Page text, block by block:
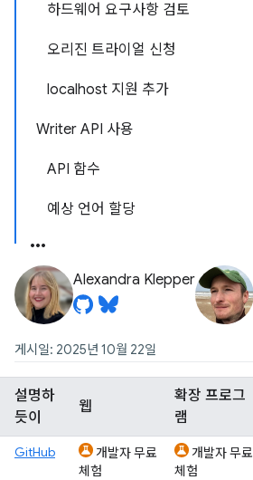
하드웨어 요구사항 검토
오리진 트라이얼 신청
localhost 지원 추가
Writer API 사용
API 함수
예상 언어 할당
Alexandra Klepper
게시일: 2025년 10월 22일
설명하
듯이
웹
확장 프로그
램
GitHub
개발자 무료
체험
개발자 무료
체험